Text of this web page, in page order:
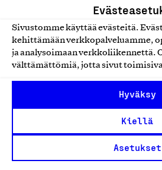
Sivustomme käyttää evästeitä.
kehittämään verkkopalveluamme,
ja analysoimaan verkkoliikennettä.
välttämättömiä, jotta sivut
Hyväksy
Kiellä
Asetukset
Olemme jäsentemme omistama
työmarkkinajärjestöistä